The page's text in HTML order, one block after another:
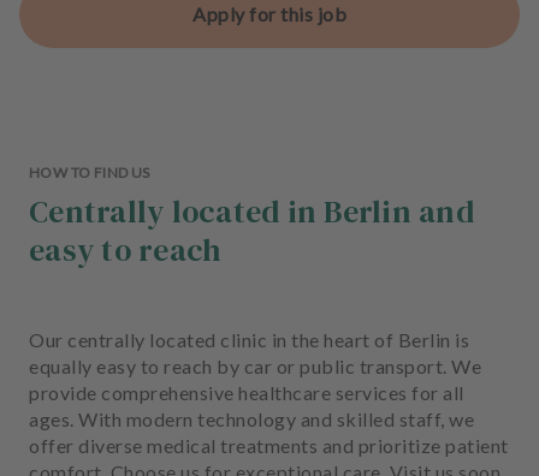
Apply for this job
HOW TO FIND US
Centrally located in Berlin and
easy to reach
Our centrally located clinic in the heart of Berlin is
equally easy to reach by car or public transport. We
provide comprehensive healthcare services for all
ages. With modern technology and skilled staff, we
offer diverse medical treatments and prioritize patient